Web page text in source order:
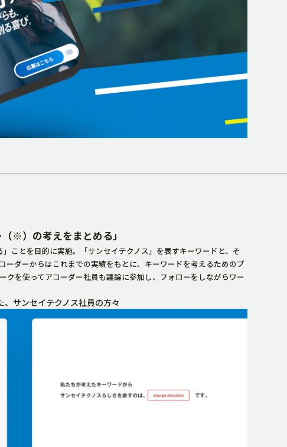
※）の考えをまとめる」
ことを目的に実施。「サンセイテクノス」を表すキーワードと、そ
ダーからはこれまでの実績をもとに、キーワードを考えるためのプ
を使ってアコーダー社員も議論に参加し、フォローをしながらワー
サンセイテクノス社員の方々